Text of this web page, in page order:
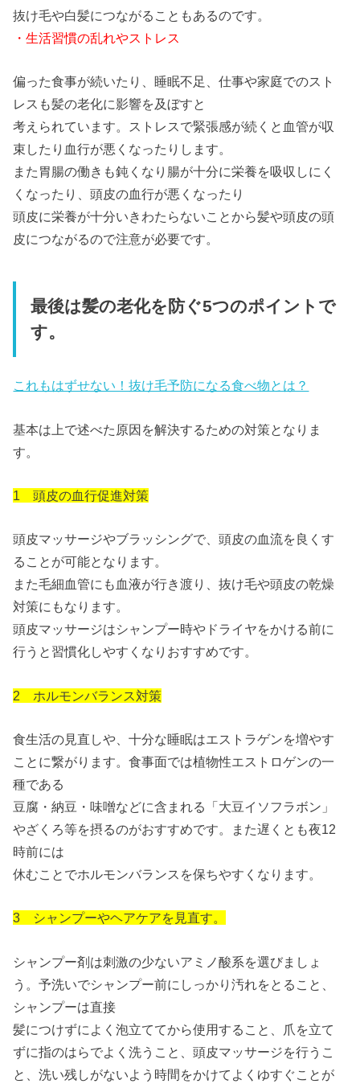
抜け毛や白髪につながることもあるのです。
・生活習慣の乱れやストレス
偏った食事が続いたり、睡眠不足、仕事や家庭でのスト
レスも髪の老化に影響を及ぼすと
考えられています。ストレスで緊張感が続くと血管が収
束したり血行が悪くなったりします。
また胃腸の働きも鈍くなり腸が十分に栄養を吸収しにく
くなったり、頭皮の血行が悪くなったり
頭皮に栄養が十分いきわたらないことから髪や頭皮の頭
皮につながるので注意が必要です。
最後は髪の老化を防ぐ5つのポイントで
す。
これもはずせない！抜け毛予防になる食べ物とは？
基本は上で述べた原因を解決するための対策となりま
す。
1 頭皮の血行促進対策
頭皮マッサージやブラッシングで、頭皮の血流を良くす
ることが可能となります。
また毛細血管にも血液が行き渡り、抜け毛や頭皮の乾燥
対策にもなります。
頭皮マッサージはシャンプー時やドライヤをかける前に
行うと習慣化しやすくなりおすすめです。
2 ホルモンバランス対策
食生活の見直しや、十分な睡眠はエストラゲンを増やす
ことに繋がります。食事面では植物性エストロゲンの一
種である
豆腐・納豆・味噌などに含まれる「大豆イソフラボン」
やざくろ等を摂るのがおすすめです。また遅くとも夜12
時前には
休むことでホルモンバランスを保ちやすくなります。
3 シャンプーやヘアケアを見直す。
シャンプー剤は刺激の少ないアミノ酸系を選びましょ
う。予洗いでシャンプー前にしっかり汚れをとること、
シャンプーは直接
髪につけずによく泡立ててから使用すること、爪を立て
ずに指のはらでよく洗うこと、頭皮マッサージを行うこ
と、洗い残しがないよう時間をかけてよくゆすぐことが